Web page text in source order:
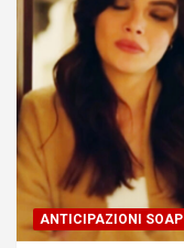
ANTICIPAZIONI SOAP